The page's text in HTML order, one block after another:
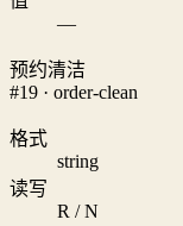
—
预约清洁
#19 · order-clean
格式
string
读写
R / N